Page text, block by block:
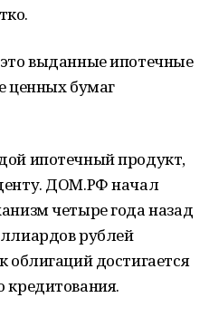
выданные ипотечные
ценных бумаг
ипотечный продукт,
ДОМ.РФ начал
четыре года назад
рублей
облигаций достигается
кредитования.